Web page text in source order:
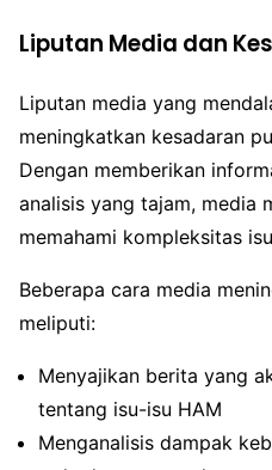
Liputan Media dan
Liputan media yang
meningkatkan kesadaran
Dengan memberikan
analisis yang tajam, media
memahami kompleksitas
Beberapa cara media
meliputi:
Menyajikan berita yang
tentang isu-isu HAM
Menganalisis dampak